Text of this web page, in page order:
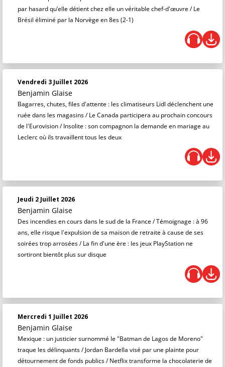
par hasard qu’elle détient chez elle un véritable chef-d'œuvre / Le
Brésil éliminé par la Norvège en 8es (2-1)
Vendredi 3 Juillet 2026
Benjamin Glaise
Bagarres, chutes, files d'attente : les climatiseurs Lidl déclenchent une
ruée dans les magasins / Le Canada participera au prochain concours
de l'Eurovision / Insolite : son compagnon la demande en mariage au
Leclerc où ils travaillent tous les deux
Jeudi 2 Juillet 2026
Benjamin Glaise
Des incendies en cours dans le sud de la France / Témoignage : à 96
ans, elle risque l'expulsion de sa maison de retraite à cause de ses
soirées trop arrosées / La fin d'une ère : les jeux PlayStation ne
sortiront bientôt plus sur disque
Mercredi 1 Juillet 2026
Benjamin Glaise
Mexique : un justicier surnommé le "Batman de Lagos de Moreno"
traque les délinquants / Jordan Bardella visé par une plainte pour
détournement de fonds publics / Netflix transforme la chocolaterie de